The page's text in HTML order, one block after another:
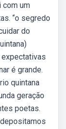
com um
“o segredo
do
é grande.
quintana
geração
poetas.